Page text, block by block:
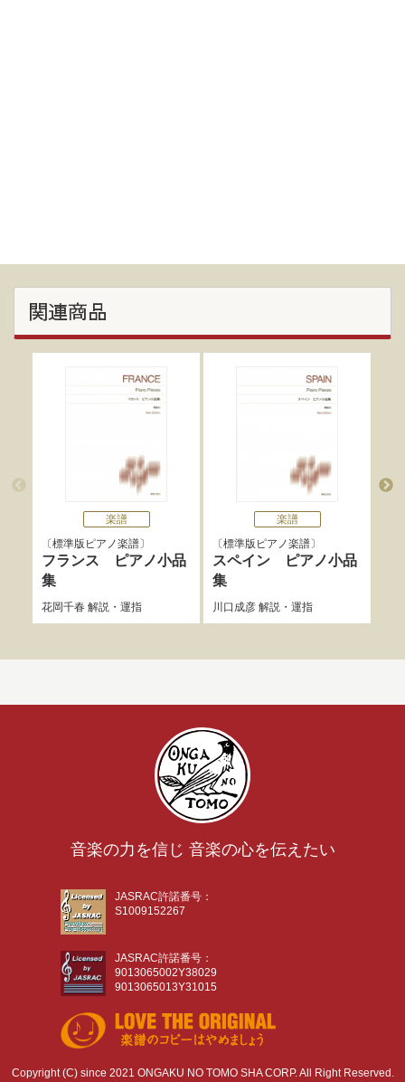
関連商品
楽譜
標準版ピアノ楽譜
フランス ピアノ小品
集
花岡千春解説・運指
楽譜
標準版ピアノ楽譜
スペイン ピアノ小品
集
川口成彦解説・運指
音楽の力を信じ 音楽の心を伝えたい
JASRAC許諾番号：
S1009152267
JASRAC許諾番号：
9013065002Y38029
9013065013Y31015
Copyright (C) since 2021 ONGAKU NO TOMO SHA CORP. All Right Reserved.